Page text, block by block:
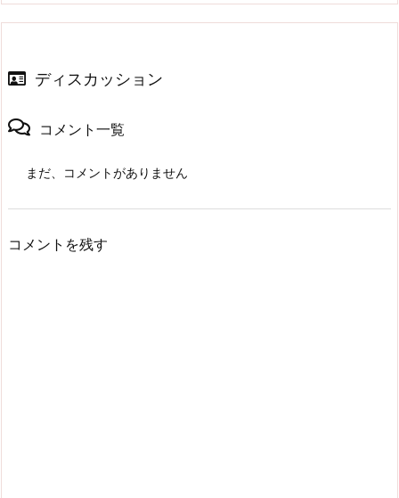
ディスカッション
コメント一覧
まだ、コメントがありません
コメントを残す